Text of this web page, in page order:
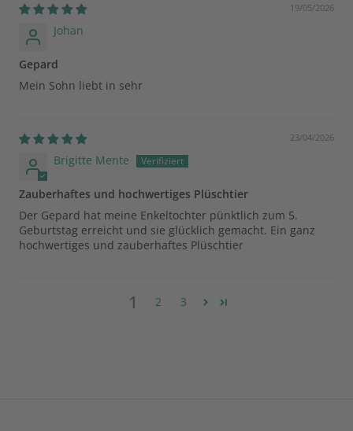
19/05/2026
Johan
Gepard
Mein Sohn liebt in sehr
23/04/2026
Brigitte Mente
Zauberhaftes und hochwertiges Plüschtier
Der Gepard hat meine Enkeltochter pünktlich zum 5.
Geburtstag erreicht und sie glücklich gemacht. Ein ganz
hochwertiges und zauberhaftes Plüschtier
1 2 3